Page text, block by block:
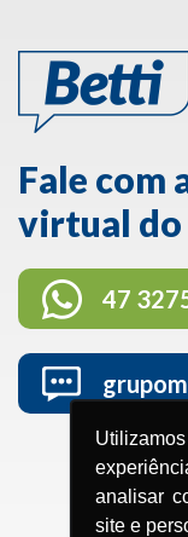
analisar
site e
Fale com
virtual do
47